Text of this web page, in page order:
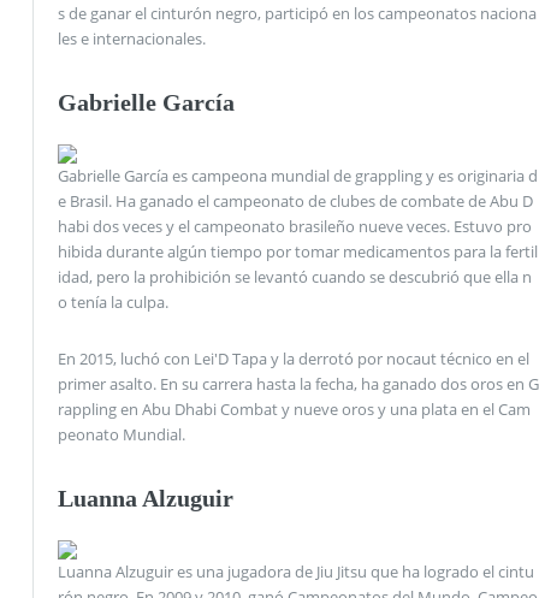
s de ganar el cinturón negro, participó en los campeonatos naciona
les e internacionales.
Gabrielle García
Gabrielle García es campeona mundial de grappling y es originaria d
e Brasil. Ha ganado el campeonato de clubes de combate de Abu D
habi dos veces y el campeonato brasileño nueve veces. Estuvo pro
hibida durante algún tiempo por tomar medicamentos para la fertil
idad, pero la prohibición se levantó cuando se descubrió que ella n
o tenía la culpa.
En 2015, luchó con Lei'D Tapa y la derrotó por nocaut técnico en el
primer asalto. En su carrera hasta la fecha, ha ganado dos oros en G
rappling en Abu Dhabi Combat y nueve oros y una plata en el Cam
peonato Mundial.
Luanna Alzuguir
Luanna Alzuguir es una jugadora de Jiu Jitsu que ha logrado el cintu